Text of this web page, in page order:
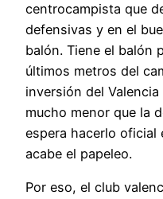
centrocampista que
defensivas y en el
balón. Tiene el balón
últimos metros del
inversión del
mucho menor que la
espera hacerlo oficial
acabe el papeleo.
Por eso, el club